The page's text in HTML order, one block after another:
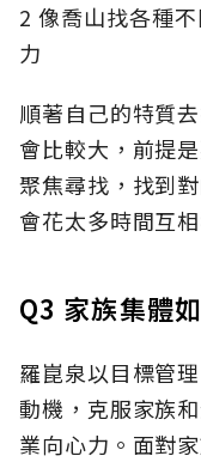
2 像喬山找各種
力
順著自己的特質
會比較大，前提
聚焦尋找，找到
會花太多時間互
Q3 家族集體
羅崑泉以目標管
動機，克服家族
業向心力。面對